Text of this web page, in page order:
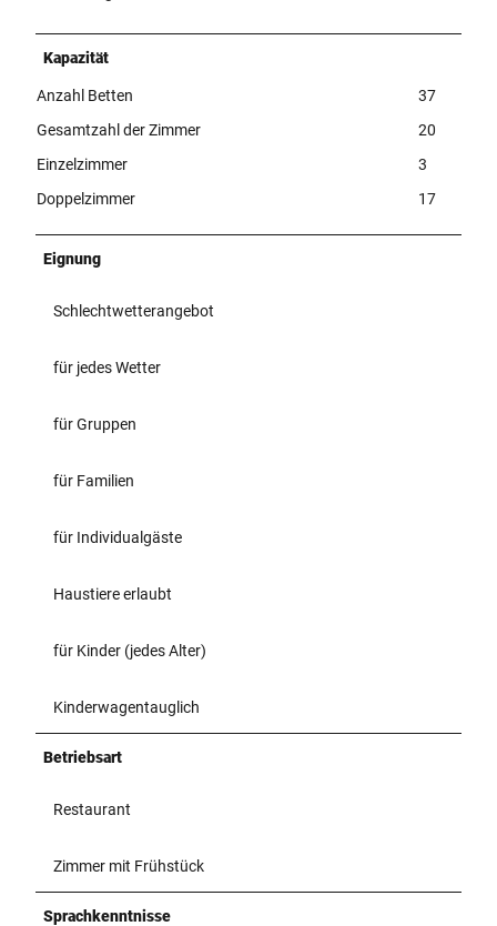
Kapazität
Anzahl Betten
37
Gesamtzahl der Zimmer
20
Einzelzimmer
3
Doppelzimmer
17
Eignung
Schlechtwetterangebot
für jedes Wetter
für Gruppen
für Familien
für Individualgäste
Haustiere erlaubt
für Kinder (jedes Alter)
Kinderwagentauglich
Betriebsart
Restaurant
Zimmer mit Frühstück
Sprachkenntnisse